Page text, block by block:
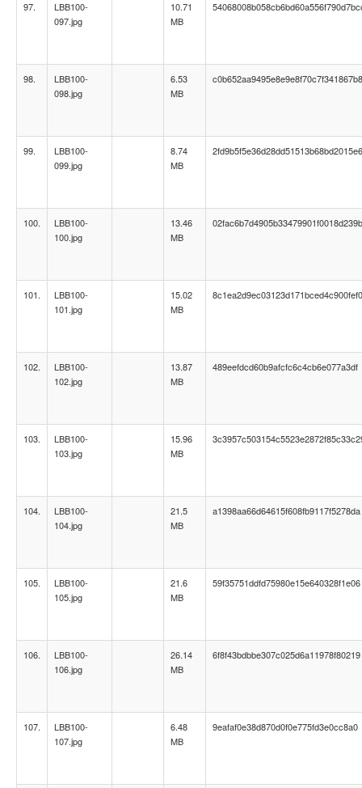
97.
LBB100-
097.jpg
10.71
MB
98.
LBB100-
098.jpg
6.53
MB
c0b652aa9495e8e9e8f70c7f341867b8
99.
LBB100-
099.jpg
8.74
MB
2fd9b5f5e36d28dd51513b68bd2015e6
100.
LBB100-
100.jpg
13.46
MB
02fac6b7d4905b33479901f0018d239b
101.
LBB100-
101.jpg
15.02
MB
8c1ea2d9ec03123d171bced4c900fef0
102.
LBB100-
102.jpg
13.87
MB
489eefdcd60b9afcfc6c4cb6e077a3df
103.
LBB100-
103.jpg
15.96
MB
104.
LBB100-
104.jpg
21.5
MB
a1398aa66d64615f608fb9117f5278da
105.
LBB100-
105.jpg
21.6
MB
59f35751ddfd75980e15e640328f1e06
106.
LBB100-
106.jpg
26.14
MB
6f8f43bdbbe307c025d6a11978f80219
107.
LBB100-
107.jpg
6.48
MB
9eafaf0e38d870d0f0e775fd3e0cc8a0